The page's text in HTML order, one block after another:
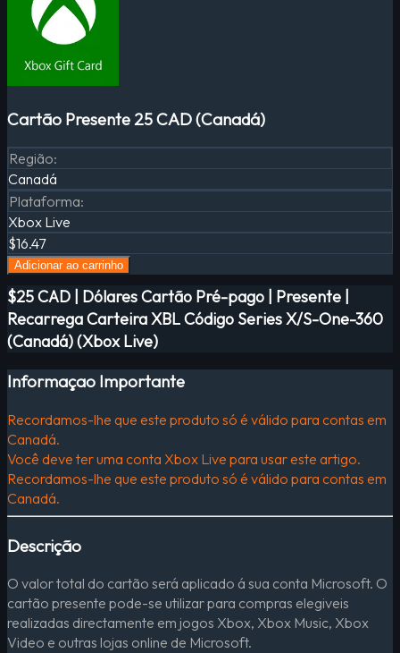
Cartão Presente 25 CAD (Canadá)
Região:
Canadá
Plataforma:
Xbox Live
$16.47
Adicionar ao carrinho
$25 CAD | Dólares Cartão Pré-pago | Presente |
Recarrega Carteira XBL Código Series X/S-One-360
(Canadá) (Xbox Live)
Informaçao Importante
Recordamos-lhe que este produto só é válido para contas em
Canadá.
Você deve ter uma conta Xbox Live para usar este artigo.
Recordamos-lhe que este produto só é válido para contas em
Canadá.
Descrição
O valor total do cartão será aplicado á sua conta Microsoft. O
cartão presente pode-se utilizar para compras elegiveis
realizadas directamente em jogos Xbox, Xbox Music, Xbox
Video e outras lojas online de Microsoft.